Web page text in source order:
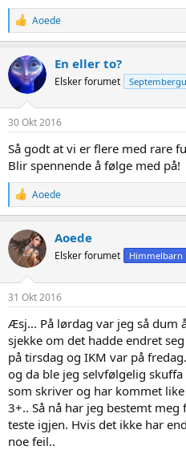
R
e
a
c
t
i
o
n
s
:
Aoede
En eller to?
Elsker forumet
30 Okt 2016
Så godt at vi er flere med rare
Blir spennende å følge med på!
R
e
a
c
t
i
o
n
s
:
Aoede
Aoede
Elsker forumet Himmelbarn
31 Okt 2016
Æsj... På lørdag var jeg så dum
sjekke om det hadde endret
på tirsdag og IKM var på
og da ble jeg selvfølgelig
som skriver og har kommet
3+.. Så nå har jeg bestemt
teste igjen. Hvis det ikke har
noe feil..